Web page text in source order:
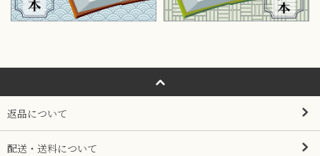
返品について
配送・送料について